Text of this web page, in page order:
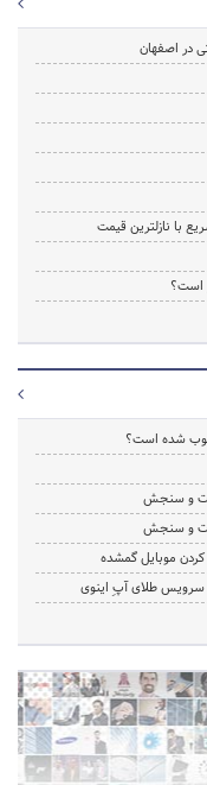
در اصفهان
با نازلترین قیمت
است؟
شده است؟
و سنجش
و سنجش
موبایل گمشده
سرویس طلای آپِ اینوی